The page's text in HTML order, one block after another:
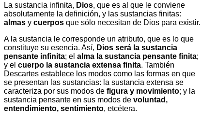
La sustancia infinita, Dios, que es al que le conviene
absolutamente la definición, y las sustancias finitas:
almas y cuerpos que sólo necesitan de Dios para existir.
A la sustancia le corresponde un atributo, que es lo que
constituye su esencia. Así, Dios será la sustancia
pensante infinita; el alma la sustancia pensante finita;
y el cuerpo la sustancia extensa finita. También
Descartes establece los modos como las formas en que
se presentan las sustancias: la sustancia extensa se
caracteriza por sus modos de figura y movimiento; y la
sustancia pensante en sus modos de voluntad,
entendimiento, sentimiento, etcétera.